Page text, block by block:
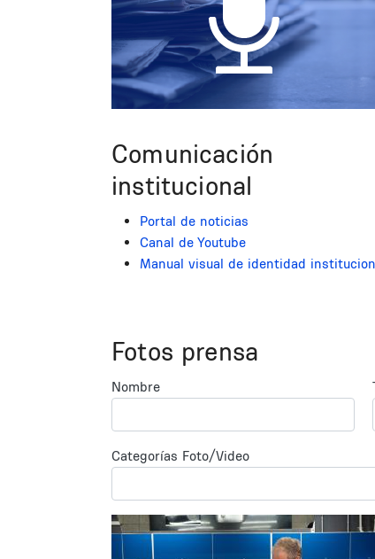
Comunicación
institucional
Portal de noticias
Canal de Youtube
Manual visual de identidad
Fotos prensa
Nombre
Categorías Foto/Video